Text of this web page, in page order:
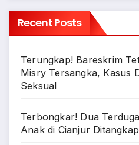
Recent Posts
Terungkap! Bareskrim
Misry Tersangka, Kasus
Seksual
Terbongkar! Dua
Anak di Cianjur